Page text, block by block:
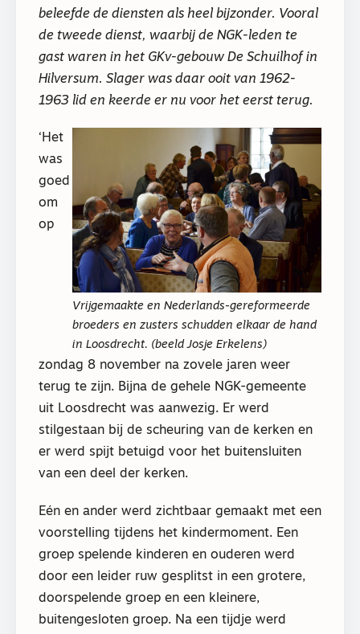
beleefde de diensten als heel bijzonder. Vooral
de tweede dienst, waarbij de NGK-leden te
gast waren in het GKv-gebouw De Schuilhof in
Hilversum. Slager was daar ooit van 1962-
1963 lid en keerde er nu voor het eerst terug.
Vrijgemaakte en Nederlands-gereformeerde
broeders en zusters schudden elkaar de hand
in Loosdrecht. (beeld Josje Erkelens)
‘Het
was
goed
om
op
zondag 8 november na zovele jaren weer
terug te zijn. Bijna de gehele NGK-gemeente
uit Loosdrecht was aanwezig. Er werd
stilgestaan bij de scheuring van de kerken en
er werd spijt betuigd voor het buitensluiten
van een deel der kerken.
Eén en ander werd zichtbaar gemaakt met een
voorstelling tijdens het kindermoment. Een
groep spelende kinderen en ouderen werd
door een leider ruw gesplitst in een grotere,
doorspelende groep en een kleinere,
buitengesloten groep. Na een tijdje werd